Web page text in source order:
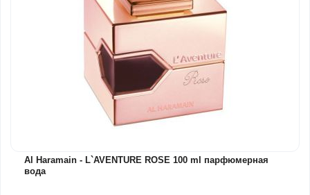
Al Haramain - L`AVENTURE ROSE 100 ml парфюмерная
вода